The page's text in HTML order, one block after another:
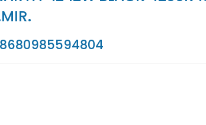
8680985594804